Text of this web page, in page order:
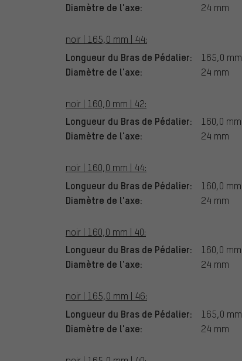
Diamètre de l'axe: 24 mm
noir | 165,0 mm | 44:
Longueur du Bras de Pédalier: 165,0 mm
Diamètre de l'axe: 24 mm
noir | 160,0 mm | 42:
Longueur du Bras de Pédalier: 160,0 mm
Diamètre de l'axe: 24 mm
noir | 160,0 mm | 44:
Longueur du Bras de Pédalier: 160,0 mm
Diamètre de l'axe: 24 mm
noir | 160,0 mm | 40:
Longueur du Bras de Pédalier: 160,0 mm
Diamètre de l'axe: 24 mm
noir | 165,0 mm | 46:
Longueur du Bras de Pédalier: 165,0 mm
Diamètre de l'axe: 24 mm